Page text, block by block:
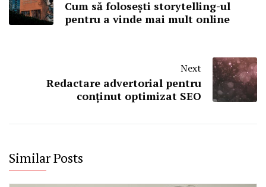
Cum să folosești storytelling-ul
pentru a vinde mai mult online
Next
Redactare advertorial pentru
conținut optimizat SEO
Similar Posts